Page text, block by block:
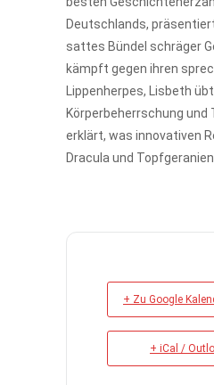
Deutschlands,
sattes Bündel schräger
kämpft gegen ihren
Lippenherpes, Lisbeth
Körperbeherrschung und
erklärt, was innovativen
Dracula und
+ Zu Google
+ iCal /